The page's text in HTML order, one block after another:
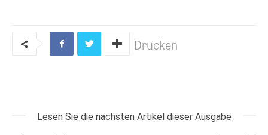
Drucken
Lesen Sie die nächsten Artikel dieser Ausgabe